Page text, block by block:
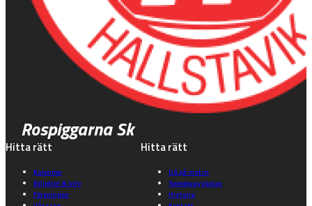
Rospiggarna Sk
Hitta rätt
Kalender
Biljetter & info
Föreningen
Hitta rätt
Gå på match
Speedwayskolan
Historia